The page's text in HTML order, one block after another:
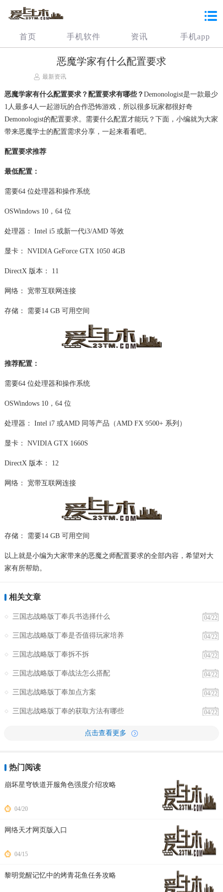
首页 手机软件 资讯 手机app
恶魔学家有什么配置要求
最新资讯
恶魔学家有什么配置要求？配置要求有哪些？ Demonologist是一款最少
1人最多4人一起游玩的合作恐怖游戏，所以很多玩家都很好奇
Demonologist的配置要求。需要什么配置才能玩？下面，小编就为大家
带来恶魔学士的配置需求分享，一起来看看吧。
配置要求推荐
最低配置：
需要64 位处理器和操作系统
OSWindows 10，64 位
处理器： Intel i5 或新一代i3/AMD 等效
显卡： NVIDIA GeForce GTX 1050 4GB
DirectX 版本： 11
网络： 宽带互联网连接
存储： 需要14 GB 可用空间
推荐配置：
需要64 位处理器和操作系统
OSWindows 10，64 位
处理器： Intel i7 或AMD 同等产品（AMD FX 9500+ 系列）
显卡： NVIDIA GTX 1660S
DirectX 版本： 12
网络： 宽带互联网连接
存储： 需要14 GB 可用空间
以上就是小编为大家带来的恶魔之师配置要求的全部内容，希望对大
家有所帮助。
相关文章
04/22
三国志战略版丁奉兵书选择什么
04/22
三国志战略版丁奉是否值得玩家培养
04/22
三国志战略版丁奉拆不拆
04/22
三国志战略版丁奉战法怎么搭配
04/22
三国志战略版丁奉加点方案
04/22
三国志战略版丁奉的获取方法有哪些
点击查看更多
热门阅读
崩坏星穹铁道开服角色强度介绍攻略
04/20
网络天才网页版入口
04/15
黎明觉醒记忆中的烤青花鱼任务攻略